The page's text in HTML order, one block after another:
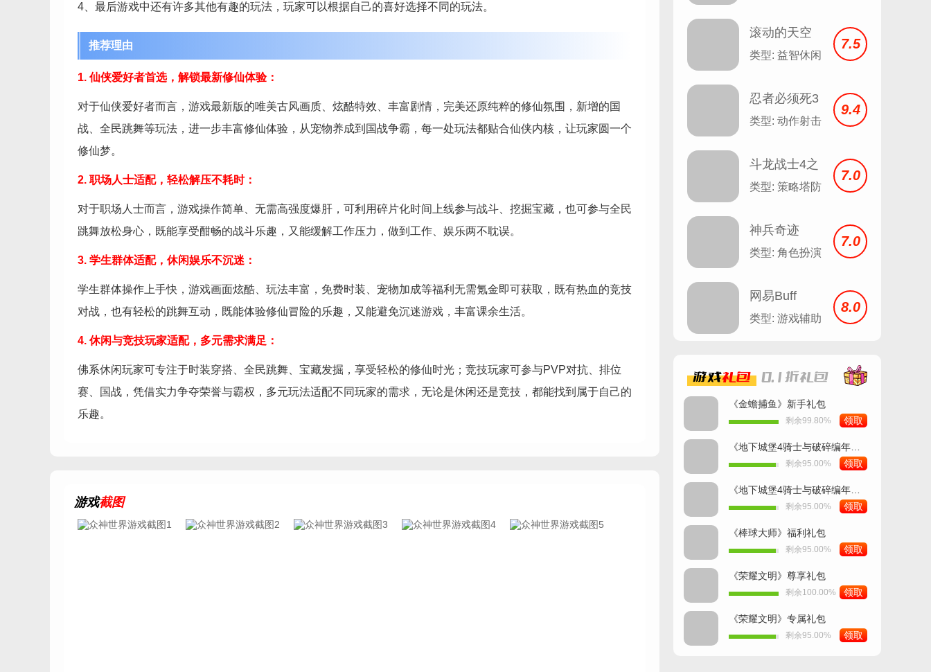
4、最后游戏中还有许多其他有趣的玩法，玩家可以根据自己的喜好选择不同的玩法。
推荐理由
1. 仙侠爱好者首选，解锁最新修仙体验：
对于仙侠爱好者而言，游戏最新版的唯美古风画质、炫酷特效、丰富剧情，完美还原纯粹的修仙氛围，新增的国
战、全民跳舞等玩法，进一步丰富修仙体验，从宠物养成到国战争霸，每一处玩法都贴合仙侠内核，让玩家圆一个
修仙梦。
2. 职场人士适配，轻松解压不耗时：
对于职场人士而言，游戏操作简单、无需高强度爆肝，可利用碎片化时间上线参与战斗、挖掘宝藏，也可参与全民
跳舞放松身心，既能享受酣畅的战斗乐趣，又能缓解工作压力，做到工作、娱乐两不耽误。
3. 学生群体适配，休闲娱乐不沉迷：
学生群体操作上手快，游戏画面炫酷、玩法丰富，免费时装、宠物加成等福利无需氪金即可获取，既有热血的竞技
对战，也有轻松的跳舞互动，既能体验修仙冒险的乐趣，又能避免沉迷游戏，丰富课余生活。
4. 休闲与竞技玩家适配，多元需求满足：
佛系休闲玩家可专注于时装穿搭、全民跳舞、宝藏发掘，享受轻松的修仙时光；竞技玩家可参与PVP对抗、排位
赛、国战，凭借实力争夺荣誉与霸权，多元玩法适配不同玩家的需求，无论是休闲还是竞技，都能找到属于自己的
乐趣。
游戏截图
滚动的天空
类型: 益智休闲
7.5
忍者必须死3
类型: 动作射击
9.4
斗龙战士4之
双龙核
类型: 策略塔防
7.0
神兵奇迹
类型: 角色扮演
7.0
网易Buff
类型: 游戏辅助
8.0
游戏礼包 0.1折礼包
《金蟾捕鱼》新手礼包
剩余99.80% 领取
剩余95.00% 领取
剩余95.00% 领取
《棒球大师》福利礼包
剩余95.00% 领取
《荣耀文明》尊享礼包
剩余100.00% 领取
《荣耀文明》专属礼包
剩余95.00% 领取